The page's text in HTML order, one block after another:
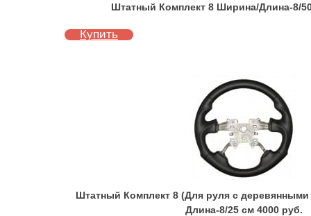
Штатный Комплект 8 Ширина/Длина-8/
Купить
Штатный Комплект 8 (Для руля с
Длина-8/25 см 4000 руб.